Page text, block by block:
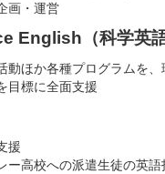
画・運営
English（科学英語
動ほか各種プログラムを
目標に全面支援
援
ー高校への派遣生徒の英語